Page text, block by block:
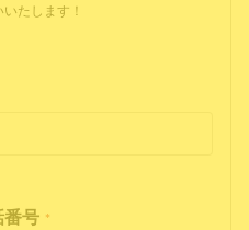
たします！
番号 *